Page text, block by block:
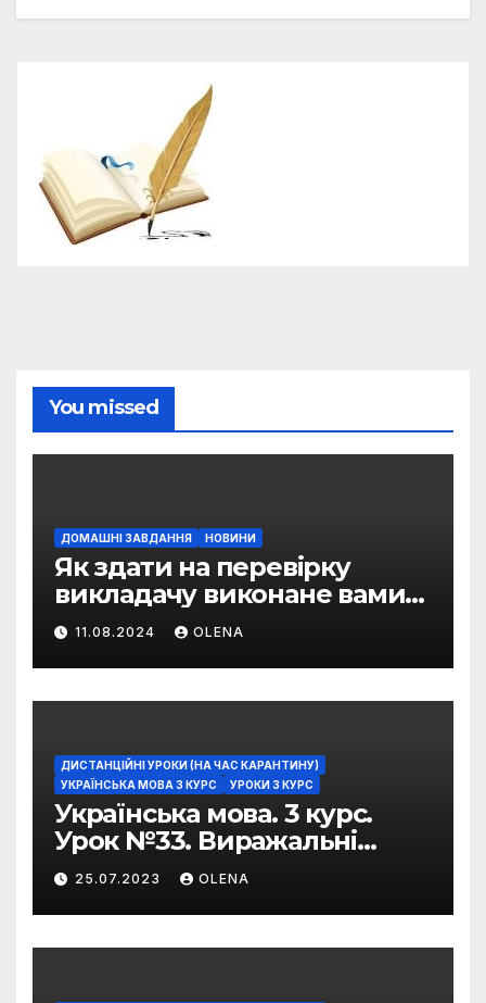
You missed
ДОМАШНІ ЗАВДАННЯ НОВИНИ
Як здати на перевірку
викладачу виконане вами
домашнє завдання
11.08.2024 OLENA
ДИСТАНЦІЙНІ УРОКИ (НА ЧАС КАРАНТИНУ)
УКРАЇНСЬКА МОВА 3 КУРС
УРОКИ 3 КУРС
Українська мова. 3 курс.
Урок №33. Виражальні
можливості фразеологізмів
25.07.2023 OLENA